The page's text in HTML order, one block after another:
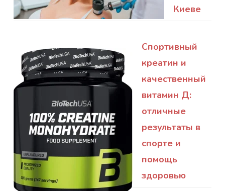
Киеве
Спортивный
креатин и
качественный
витамин Д:
отличные
результаты в
спорте и
помощь
здоровью